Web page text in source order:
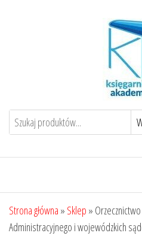
Strona główna » Sklep »
Administracyjnego i wojewódzkich